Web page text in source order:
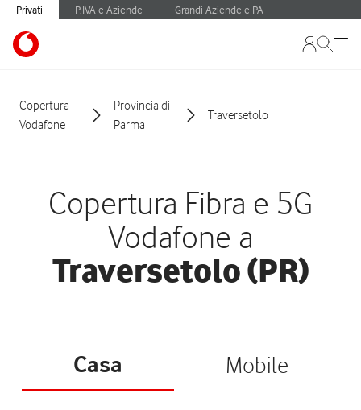
Privati P.IVA e Aziende Grandi Aziende e PA
Copertura
Vodafone
Provincia di
Parma
Traversetolo
Copertura Fibra e 5G
Vodafone a
Traversetolo (PR)
Casa Mobile